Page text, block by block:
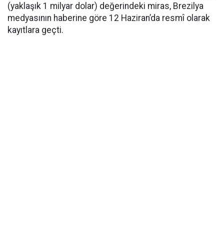
(yaklaşık 1 milyar dolar) değerindeki miras, Brezilya
medyasının haberine göre 12 Haziran’da resmî olarak
kayıtlara geçti.